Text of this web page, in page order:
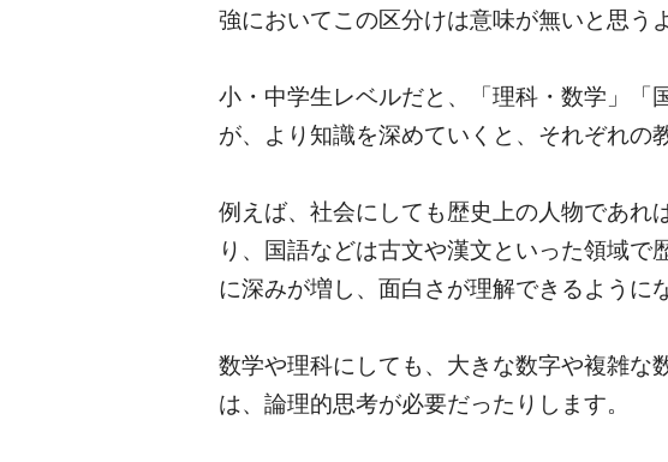
強においてこの区分けは意味が無いと思う
小・中学生レベルだと、「理科・数学」「
が、より知識を深めていくと、それぞれの
例えば、社会にしても歴史上の人物であれ
り、国語などは古文や漢文といった領域
に深みが増し、面白さが理解できるように
数学や理科にしても、大きな数字や複雑な
は、論理的思考が必要だったりします。